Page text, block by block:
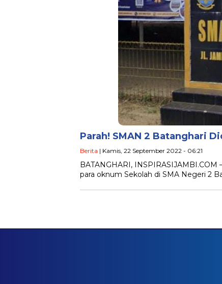
Parah! SMAN 2 Batanghari
Berita | Kamis, 22 September 2022 - 06:21
BATANGHARI,
para oknum Sekolah di SMA Negeri 2